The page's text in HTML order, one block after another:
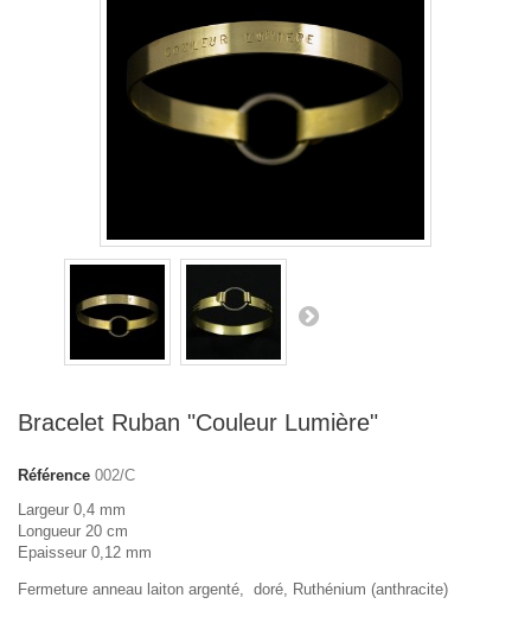
Bracelet Ruban "Couleur Lumière"
Référence 002/C
Largeur 0,4 mm
Longueur 20 cm
Epaisseur 0,12 mm
Fermeture anneau laiton argenté, doré, Ruthénium (anthracite)